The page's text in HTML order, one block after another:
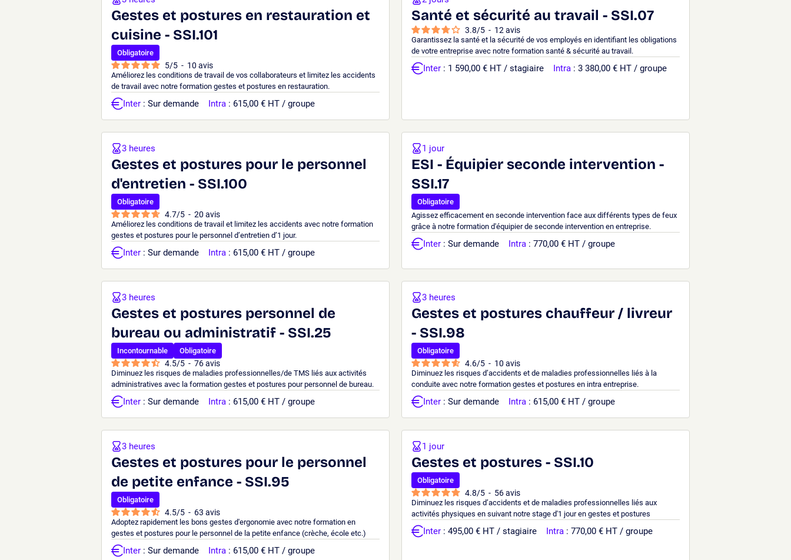
Gestes et postures en restauration et
cuisine - SSI.101
Obligatoire
5/5 - 10 avis
Améliorez les conditions de travail de vos collaborateurs et limitez les accidents
de travail avec notre formation gestes et postures en restauration.
Inter : Sur demande Intra : 615,00 € HT / groupe
Santé et sécurité au travail - SSI.07
3.8/5 - 12 avis
Garantissez la santé et la sécurité de vos employés en identifiant les obligations
de votre entreprise avec notre formation santé & sécurité au travail.
Inter : 1 590,00 € HT / stagiaire Intra : 3 380,00 € HT / groupe
Gestes et postures pour le personnel
d'entretien - SSI.100
Obligatoire
4.7/5 - 20 avis
Améliorez les conditions de travail et limitez les accidents avec notre formation
gestes et postures pour le personnel d’entretien d’1 jour.
3 heures
Inter : Sur demande Intra : 615,00 € HT / groupe
ESI - Équipier seconde intervention -
SSI.17
Obligatoire
Agissez efficacement en seconde intervention face aux différents types de feux
grâce à notre formation d'équipier de seconde intervention en entreprise.
1 jour
Inter : Sur demande Intra : 770,00 € HT / groupe
Gestes et postures personnel de
bureau ou administratif - SSI.25
Incontournable Obligatoire
4.5/5 - 76avis
Diminuez les risques de maladies professionnelles/de TMS liés aux activités
administratives avec la formation gestes et postures pour personnel de bureau.
3 heures
Inter : Sur demande Intra : 615,00 € HT / groupe
Gestes et postures chauffeur / livreur
- SSI.98
Obligatoire
4.6/5 - 10 avis
Diminuez les risques d’accidents et de maladies professionnelles liés à la
conduite avec notre formation gestes et postures en intra entreprise.
3 heures
Inter : Sur demande Intra : 615,00 € HT / groupe
Gestes et postures pour le personnel
de petite enfance - SSI.95
Obligatoire
4.5/5 - 63 avis
Adoptez rapidement les bons gestes d'ergonomie avec notre formation en
gestes et postures pour le personnel de la petite enfance (crèche, école etc.)
3 heures
Inter : Sur demande Intra : 615,00 € HT / groupe
Gestes et postures - SSI.10
Obligatoire
4.8/5 - 56avis
Diminuez les risques d’accidents et de maladies professionnelles liés aux
activités physiques en suivant notre stage d'1 jour en gestes et postures
1 jour
Inter : 495,00 € HT / stagiaire Intra : 770,00 € HT / groupe